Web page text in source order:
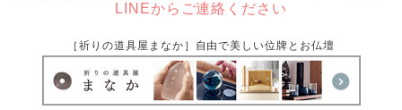
LINEからご連絡ください
［祈りの道具屋まなか］自由で美しい位牌とお仏壇